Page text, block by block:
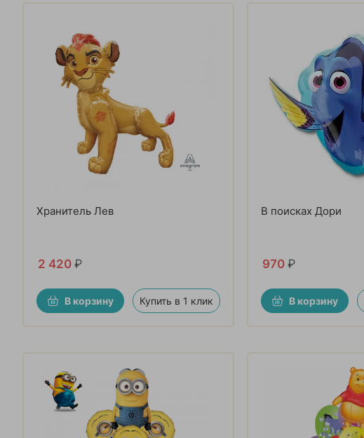
Хранитель Лев
2 420 ₽
В корзину Купить в 1 клик
В поисках Дори
970 ₽
В корзину